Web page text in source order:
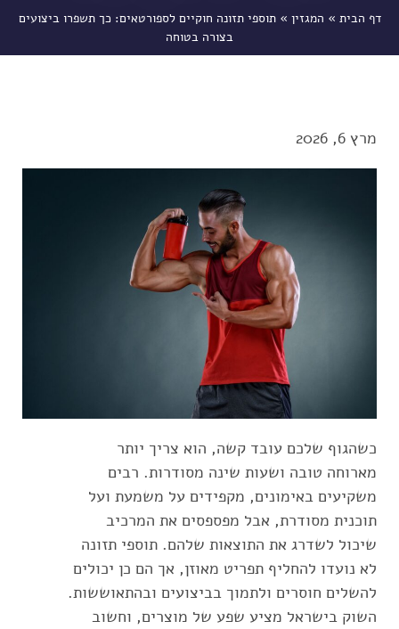
דף הבית » המגזין »תוספי תזונה חוקיים לספורטאים: כך תשפרו ביצועים
בצורה בטוחה
מרץ 6, 2026
כשהגוף שלכם עובד קשה, הוא צריך יותר
מארוחה טובה ושעות שינה מסודרות. רבים
משקיעים באימונים, מקפידים על משמעת ועל
תוכנית מסודרת, אבל מפספסים את המרכיב
שיכול לשדרג את התוצאות שלהם. תוספי תזונה
לא נועדו להחליף תפריט מאוזן, אך הם כן יכולים
להשלים חוסרים ולתמוך בביצועים ובהתאוששות.
השוק בישראל מציע שפע של מוצרים, וחשוב